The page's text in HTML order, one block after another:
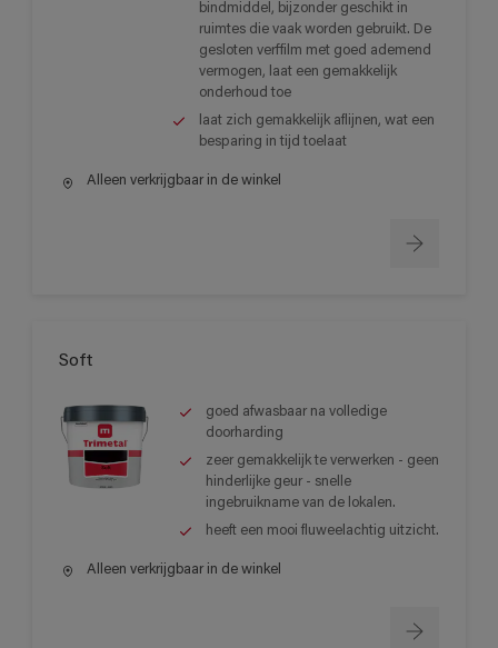
bindmiddel, bijzonder geschikt in
ruimtes die vaak worden gebruikt. De
gesloten verffilm met goed ademend
vermogen, laat een gemakkelijk
onderhoud toe
laat zich gemakkelijk aflijnen, wat een
besparing in tijd toelaat
Alleen verkrijgbaar in de winkel
Soft
goed afwasbaar na volledige
doorharding
zeer gemakkelijk te verwerken - geen
hinderlijke geur - snelle
ingebruikname van de lokalen.
heeft een mooi fluweelachtig uitzicht.
Alleen verkrijgbaar in de winkel